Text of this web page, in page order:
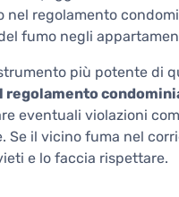
regolamento
fumo negli
più potente di
eventuali violazioni
Se il vicino fuma nel
e lo faccia rispettare.